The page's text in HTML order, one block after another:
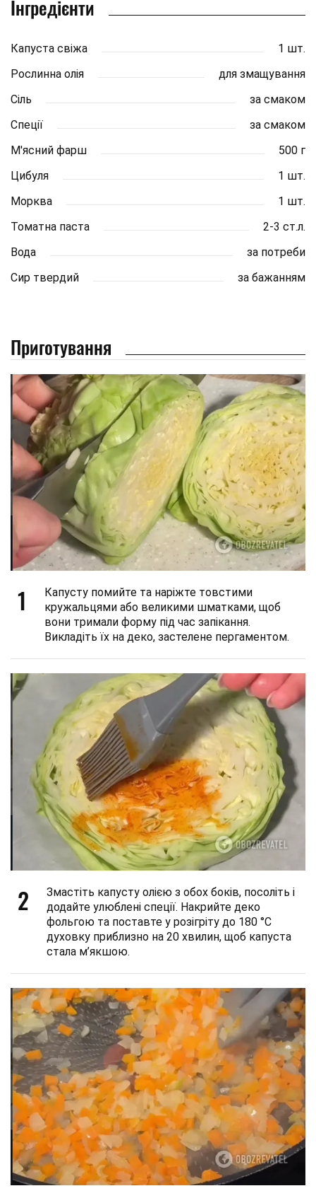
Інгредієнти
Капуста свіжа
1 шт.
Рослинна олія
для змащування
Сіль
за смаком
Спеції
за смаком
М'ясний фарш
500 г
Цибуля
1 шт.
Морква
1 шт.
Томатна паста
2-3 ст.л.
Вода
за потреби
Сир твердий
за бажанням
Приготування
1
Капусту помийте та наріжте товстими
кружальцями або великими шматками, щоб
вони тримали форму під час запікання.
Викладіть їх на деко, застелене пергаментом.
2
Змастіть капусту олією з обох боків, посоліть і
додайте улюблені спеції. Накрийте деко
фольгою та поставте у розігріту до 180 °C
духовку приблизно на 20 хвилин, щоб капуста
стала м’якшою.